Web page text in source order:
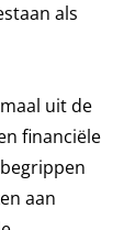
als
uit de
financiële
aan